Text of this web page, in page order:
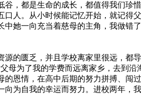
，都是生命的成长，都值得我们珍惜
人。从小时候能记忆开始，就记得
她一向充当着慈母的主角，我做错
的匮乏，并且学校离家里很远，都
母为了我的学费而远离家乡，去到
恩情，在高中后期的努力拼搏、闯
为自我的幸运而努力。进校两年，